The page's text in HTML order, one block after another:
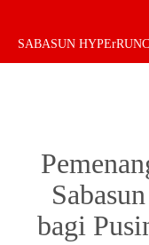
SABASUN
Acara &
bagi